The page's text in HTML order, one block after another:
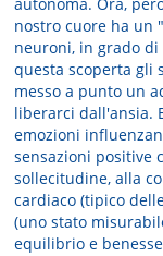
nostro cuore ha un
neuroni, in grado
questa scoperta gli
messo a punto un
liberarci dall'ansia.
emozioni
sensazioni positive
sollecitudine, alla
cardiaco (tipico
(uno stato
equilibrio e